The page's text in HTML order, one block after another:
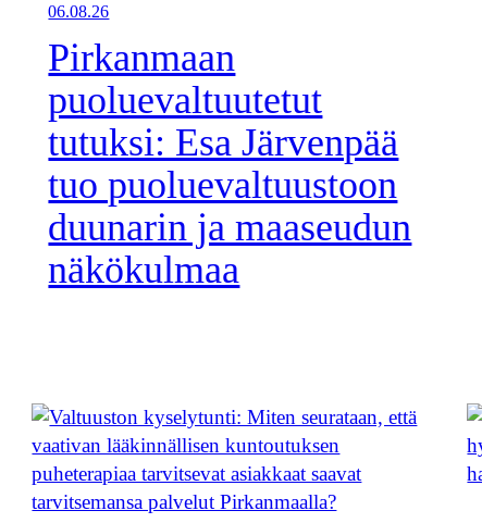
06.08.26
Pirkanmaan
puoluevaltuutetut
tutuksi: Esa Järvenpää
tuo puoluevaltuustoon
duunarin ja maaseudun
näkökulmaa